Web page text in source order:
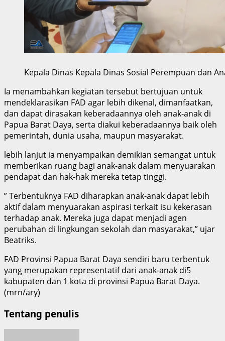
Kepala Dinas Kepala Dinas Sosial Perempuan dan
Ia menambahkan kegiatan tersebut bertujuan untuk
mendeklarasikan FAD agar lebih dikenal, dimanfaatkan,
dan dapat dirasakan keberadaannya oleh anak-anak di
Papua Barat Daya, serta diakui keberadaannya baik oleh
pemerintah, dunia usaha, maupun masyarakat.
lebih lanjut ia menyampaikan demikian semangat untuk
memberikan ruang bagi anak-anak dalam menyuarakan
pendapat dan hak-hak mereka tetap tinggi.
” Terbentuknya FAD diharapkan anak-anak dapat lebih
aktif dalam menyuarakan aspirasi terkait isu kekerasan
terhadap anak. Mereka juga dapat menjadi agen
perubahan di lingkungan sekolah dan masyarakat,” ujar
Beatriks.
FAD Provinsi Papua Barat Daya sendiri baru terbentuk
yang merupakan representatif dari anak-anak di5
kabupaten dan 1 kota di provinsi Papua Barat Daya.
(mrn/ary)
Tentang penulis